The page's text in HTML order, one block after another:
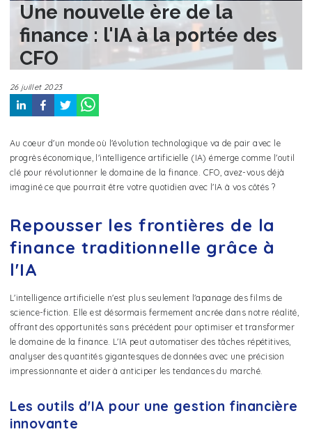
Une nouvelle ère de la
finance : l'IA à la portée des
CFO
26 juillet 2023
Au coeur d'un monde où l'évolution technologique va de pair avec le
progrès économique, l'intelligence artificielle (IA) émerge comme l'outil
clé pour révolutionner le domaine de la finance. CFO, avez-vous déjà
imaginé ce que pourrait être votre quotidien avec l'IA à vos côtés ?
Repousser les frontières de la
finance traditionnelle grâce à
l'IA
L'intelligence artificielle n'est plus seulement l'apanage des films de
science-fiction. Elle est désormais fermement ancrée dans notre réalité,
offrant des opportunités sans précédent pour optimiser et transformer
le domaine de la finance. L'IA peut automatiser des tâches répétitives,
analyser des quantités gigantesques de données avec une précision
impressionnante et aider à anticiper les tendances du marché.
Les outils d'IA pour une gestion financière
innovante